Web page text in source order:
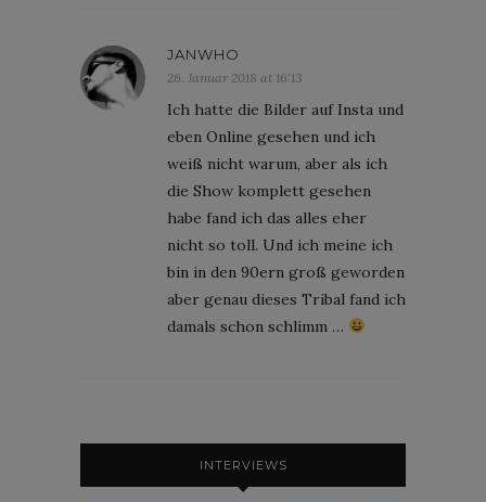
JANWHO
26. Januar 2018 at 16:13
Ich hatte die Bilder auf Insta und
eben Online gesehen und ich
weiß nicht warum, aber als ich
die Show komplett gesehen
habe fand ich das alles eher
nicht so toll. Und ich meine ich
bin in den 90ern groß geworden
aber genau dieses Tribal fand ich
damals schon schlimm …
INTERVIEWS